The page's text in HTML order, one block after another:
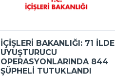
İÇIŞLERI BAKANLIĞI: 71 ILDE
UYUŞTURUCU
OPERASYONLARINDA 844
ŞÜPHELI TUTUKLANDI